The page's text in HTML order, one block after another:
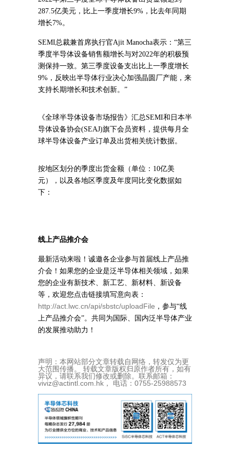
287.5亿美元，比上一季度增长9% ，比去年同期
增长7%。
SEMI总裁兼首席执行官Ajit Manocha表示：“第三
季度半导体设备销售额增长与对2022年的积极预
测保持一致。第三季度设备支出比上一季度增长
9% ，反映出半导体行业决心加强晶圆厂产能，来
支持长期增长和技术创新。”
《全球半导体设备市场报告》汇总SEMI和日本半
导体设备协会(SEAJ)旗下会员资料，提供每月全
球半导体设备产业订单及出货相关统计数据。
按地区划分的季度出货金额（单位： 10亿美
元），以及各地区季度及年度同比变化数据如
下：
线上产品推介会
最新活动来啦！诚邀各企业参与首届线上产品推
介会！如果您的企业是泛半导体相关领域，如果
您的企业有新技术、新工艺、新材料、新设备
等，欢迎您点击链接填写意向表：
http://act.lwc.cn/api/sbstc/uploadFile ，参与“线
上产品推介会”。共同为国际、国内泛半导体产业
的发展推动助力！
声明：本网站部分文章转载自网络，转发仅为更
大范围传播。 转载文章版权归原作者所有，如有
异议，请联系我们修改或删除。联系邮箱：
viviz@actintl.com.hk， 电话：0755-25988573